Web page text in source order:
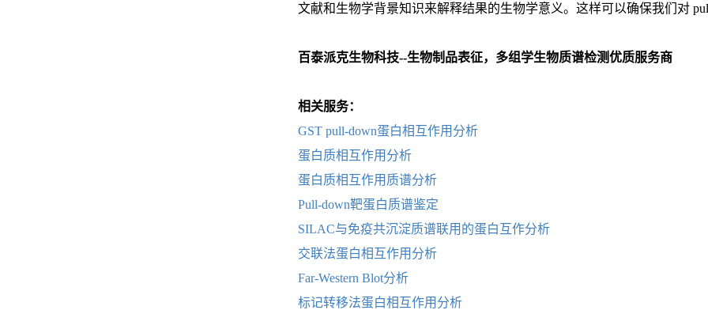
文献和生物学背景知识来解释结果的生物学意义。这样可以确保我们对
百泰派克生物科技--生物制品表征，多组学生物质谱检测优质服务商
相关服务：
GST pull-down蛋白相互作用分析
蛋白质相互作用分析
蛋白质相互作用质谱分析
Pull-down靶蛋白质谱鉴定
SILAC与免疫共沉淀质谱联用的蛋白互作分析
交联法蛋白相互作用分析
Far-Western Blot分析
标记转移法蛋白相互作用分析